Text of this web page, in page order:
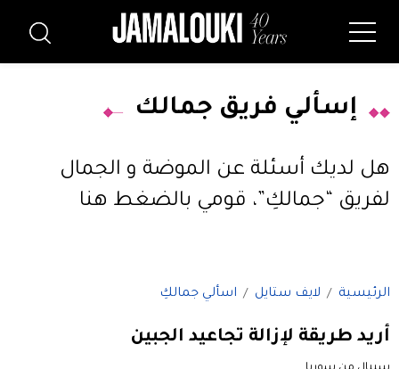
إسألي فريق جمالك
هل لديك أسئلة عن الموضة و الجمال
لفريق “جمالكِ”، قومي بالضغط هنا
الرئيسية لايف ستايل اسألي جمالكِ
أريد طريقة لإزالة تجاعيد الجبين